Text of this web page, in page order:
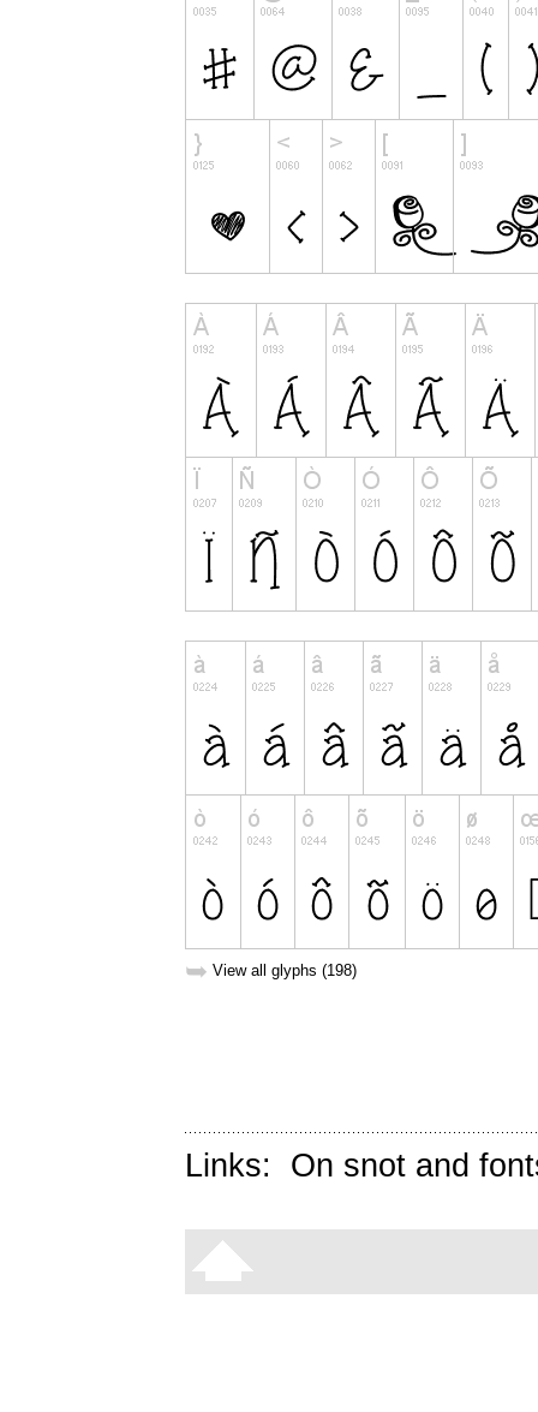
➥ View all glyphs (198)
Links: On snot and